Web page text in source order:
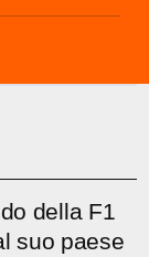
della F1
suo paese